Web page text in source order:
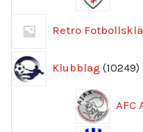
Retro
Klubblag 10249
AFC